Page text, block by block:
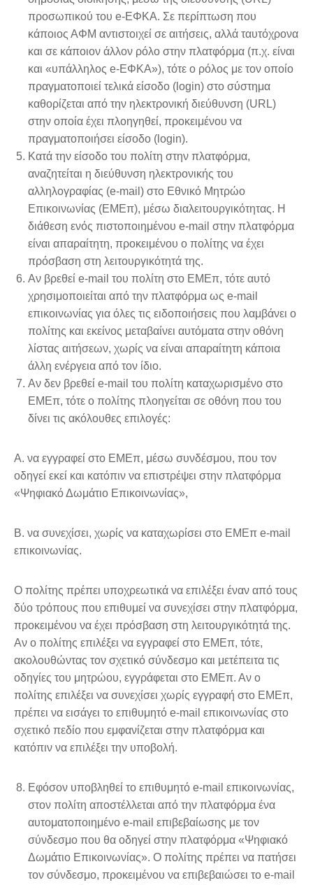
προσωπικού του e-ΕΦΚΑ. Σε περίπτωση που
κάποιος ΑΦΜ αντιστοιχεί σε αιτήσεις, αλλά ταυτόχρονα
και σε κάποιον άλλον ρόλο στην πλατφόρμα (π.χ. είναι
και «υπάλληλος e-ΕΦΚΑ»), τότε ο ρόλος με τον οποίο
πραγματοποιεί τελικά είσοδο (login) στο σύστημα
καθορίζεται από την ηλεκτρονική διεύθυνση (URL)
στην οποία έχει πλοηγηθεί, προκειμένου να
πραγματοποιήσει είσοδο (login).
Κατά την είσοδο του πολίτη στην πλατφόρμα,
αναζητείται η διεύθυνση ηλεκτρονικής του
αλληλογραφίας (e-mail) στο Εθνικό Μητρώο
Επικοινωνίας (ΕΜΕπ), μέσω διαλειτουργικότητας. Η
διάθεση ενός πιστοποιημένου e-mail στην πλατφόρμα
είναι απαραίτητη, προκειμένου ο πολίτης να έχει
πρόσβαση στη λειτουργικότητά της.
Αν βρεθεί e-mail του πολίτη στο ΕΜΕπ, τότε αυτό
χρησιμοποιείται από την πλατφόρμα ως e-mail
επικοινωνίας για όλες τις ειδοποιήσεις που λαμβάνει ο
πολίτης και εκείνος μεταβαίνει αυτόματα στην οθόνη
λίστας αιτήσεων, χωρίς να είναι απαραίτητη κάποια
άλλη ενέργεια από τον ίδιο.
Αν δεν βρεθεί e-mail του πολίτη καταχωρισμένο στο
ΕΜΕπ, τότε ο πολίτης πλοηγείται σε οθόνη που του
δίνει τις ακόλουθες επιλογές:
Α. να εγγραφεί στο ΕΜΕπ, μέσω συνδέσμου, που τον
οδηγεί εκεί και κατόπιν να επιστρέψει στην πλατφόρμα
«Ψηφιακό Δωμάτιο Επικοινωνίας»,
Β. να συνεχίσει, χωρίς να καταχωρίσει στο ΕΜΕπ e-mail
επικοινωνίας.
Ο πολίτης πρέπει υποχρεωτικά να επιλέξει έναν από τους
δύο τρόπους που επιθυμεί να συνεχίσει στην πλατφόρμα,
προκειμένου να έχει πρόσβαση στη λειτουργικότητά της.
Αν ο πολίτης επιλέξει να εγγραφεί στο ΕΜΕπ, τότε,
ακολουθώντας τον σχετικό σύνδεσμο και μετέπειτα τις
οδηγίες του μητρώου, εγγράφεται στο ΕΜΕπ. Αν ο
πολίτης επιλέξει να συνεχίσει χωρίς εγγραφή στο ΕΜΕπ,
πρέπει να εισάγει το επιθυμητό e-mail επικοινωνίας στο
σχετικό πεδίο που εμφανίζεται στην πλατφόρμα και
κατόπιν να επιλέξει την υποβολή.
Εφόσον υποβληθεί το επιθυμητό e-mail επικοινωνίας,
στον πολίτη αποστέλλεται από την πλατφόρμα ένα
αυτοματοποιημένο e-mail επιβεβαίωσης με τον
σύνδεσμο που θα οδηγεί στην πλατφόρμα «Ψηφιακό
Δωμάτιο Επικοινωνίας». Ο πολίτης πρέπει να πατήσει
τον σύνδεσμο, προκειμένου να επιβεβαιώσει το e-mail